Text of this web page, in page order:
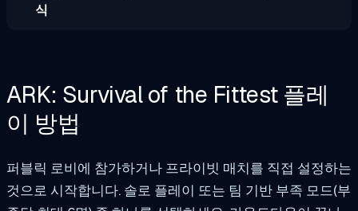
식
ARK: Survival of the Fittest 플레
이 방법
퍼블릭 로비에 참가하거나 프라이빗 매치를 직접 설정하는
것으로 시작합니다. 솔로 플레이 또는 팀 기반 부족 모드(부